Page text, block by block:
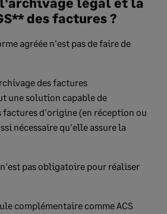
des factures ?
agréée n'est pas de faire de
des factures
une solution capable de
factures d'origine (en réception ou
nécessaire qu'elle assure la
pas obligatoire pour réaliser
complémentaire comme ACS